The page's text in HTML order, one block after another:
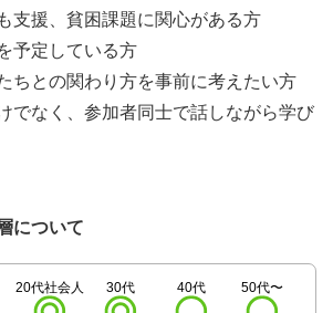
支援、貧困課題に関心がある方
予定している方
ちとの関わり方を事前に考えたい方
でなく、参加者同士で話しながら学び
について
20代社会人 30代 40代 50代〜